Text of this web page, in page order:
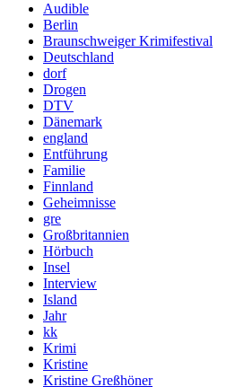
Audible
Berlin
Braunschweiger Krimifestival
Deutschland
dorf
Drogen
DTV
Dänemark
england
Entführung
Familie
Finnland
Geheimnisse
gre
Großbritannien
Hörbuch
Insel
Interview
Island
Jahr
kk
Krimi
Kristine
Kristine Greßhöner